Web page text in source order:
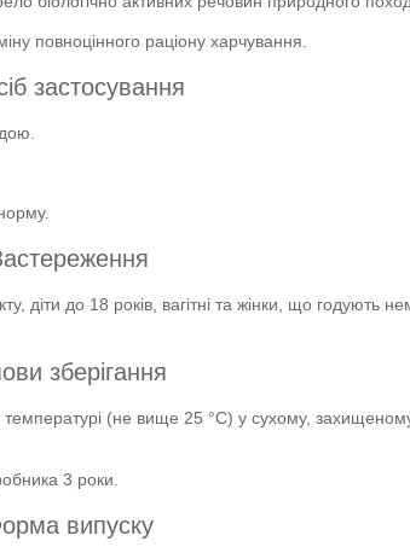
повноцінного раціону харчування.
застосування
діти до 18 років, вагітні та жінки, що годують
зберігання
температурі (не вище 25 °C) у сухому, захищеному
3 роки.
випуску